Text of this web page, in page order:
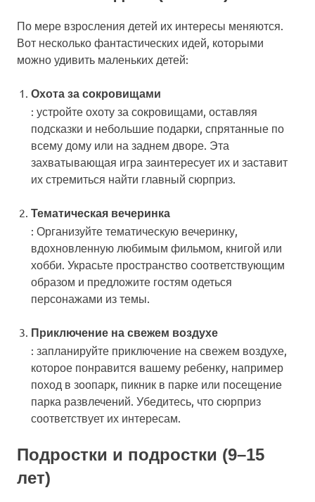
По мере взросления детей их интересы меняются.
Вот несколько фантастических идей, которыми
можно удивить маленьких детей:
Охота за сокровищами
: устройте охоту за сокровищами, оставляя
подсказки и небольшие подарки, спрятанные по
всему дому или на заднем дворе. Эта
захватывающая игра заинтересует их и заставит
их стремиться найти главный сюрприз.
Тематическая вечеринка
: Организуйте тематическую вечеринку,
вдохновленную любимым фильмом, книгой или
хобби. Украсьте пространство соответствующим
образом и предложите гостям одеться
персонажами из темы.
Приключение на свежем воздухе
: запланируйте приключение на свежем воздухе,
которое понравится вашему ребенку, например
поход в зоопарк, пикник в парке или посещение
парка развлечений. Убедитесь, что сюрприз
соответствует их интересам.
Подростки и подростки (9–15
лет)